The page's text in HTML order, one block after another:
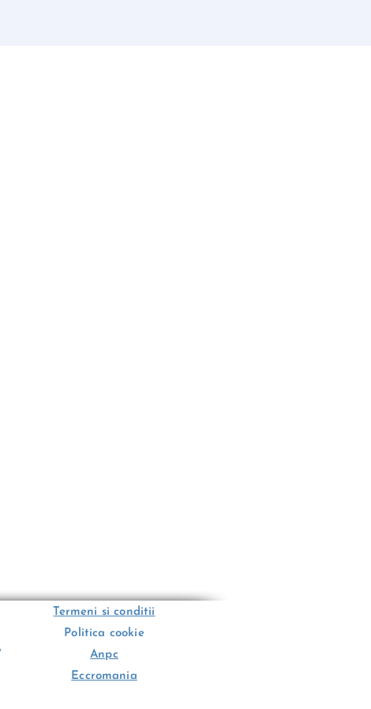
Termeni si conditii
Politica cookie
Anpc
Eccromania